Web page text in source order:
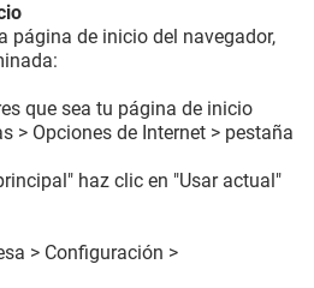
página de inicio del navegador,
que sea tu página de inicio
> Opciones de Internet > pestaña
haz clic en "Usar actual"
> Configuración >